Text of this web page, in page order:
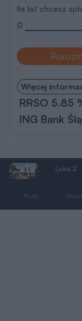
Ile lat chcesz
0
Więcej
RRSO 5.85
ING Bank
Luka 2
Rzuty